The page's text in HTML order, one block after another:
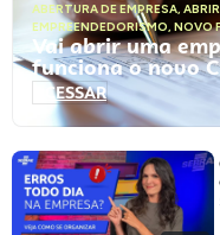
ABERTURA DE EMPRESA,
EMPREENDEDORISMO, NOVO
Vai abrir uma
funciona o novo
ACESSAR